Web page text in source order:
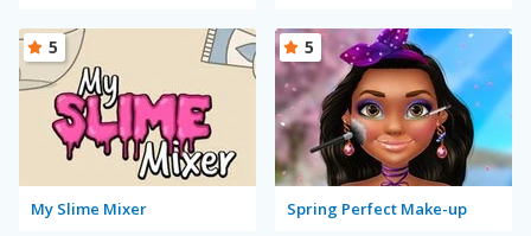
My Slime Mixer
5
Spring Perfect Make-up
5